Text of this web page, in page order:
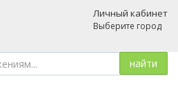
Личный кабинет
Выберите город